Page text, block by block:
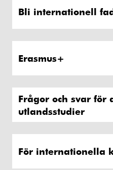
Bli internationell
Erasmus+
Frågor och svar för
utlandsstudier
För internationella